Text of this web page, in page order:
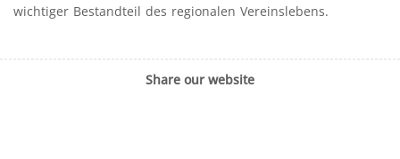
wichtiger Bestandteil des regionalen Vereinslebens.
Share our website